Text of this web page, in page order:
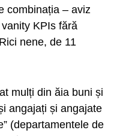
combinația – aviz
KPIs fără
nene, de 11
mulți din ăia buni și
angajați și angajate
(departamentele de